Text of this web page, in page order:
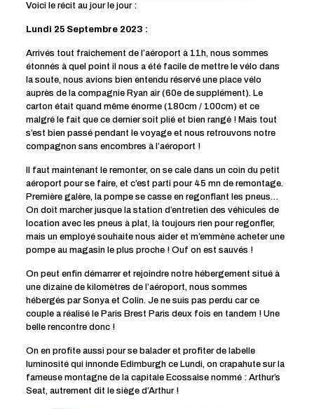
Voici le récit au jour le jour :
Lundi 25 Septembre 2023 :
Arrivés tout fraichement de l’aéroport à 11h, nous sommes
étonnés à quel point il nous a été facile de mettre le vélo dans
la soute, nous avions bien entendu réservé une place vélo
auprès de la compagnie Ryan air (60e de supplément). Le
carton était quand même énorme (180cm / 100cm) et ce
malgré le fait que ce dernier soit plié et bien rangé ! Mais tout
s’est bien passé pendant le voyage et nous retrouvons notre
compagnon sans encombres à l’aéroport !
Il faut maintenant le remonter, on se cale dans un coin du petit
aéroport pour se faire, et c’est parti pour 45 mn de remontage.
Première galère, la pompe se casse en regonflant les pneus…
On doit marcher jusque la station d’entretien des véhicules de
location avec les pneus à plat, là toujours rien pour regonfler,
mais un employé souhaite nous aider et m’emmène acheter une
pompe au magasin le plus proche ! Ouf on est sauvés !
On peut enfin démarrer et rejoindre notre hébergement situé à
une dizaine de kilomètres de l’aéroport, nous sommes
hébergés par Sonya et Colin. Je ne suis pas perdu car ce
couple a réalisé le Paris Brest Paris deux fois en tandem ! Une
belle rencontre donc !
On en profite aussi pour se balader et profiter de labelle
luminosité qui innonde Edimburgh ce Lundi, on crapahute sur la
fameuse montagne de la capitale Ecossaise nommé : Arthur’s
Seat, autrement dit le siège d’Arthur !